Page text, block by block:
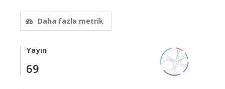
Daha fazla metrik
Yayın
69